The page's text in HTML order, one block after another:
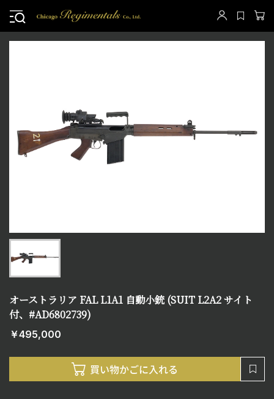
オーストラリア FAL L1A1 自動小銃 (SUIT L2A2 サイト
付、#AD6802739)
￥495,000